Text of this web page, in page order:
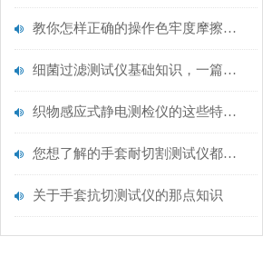
教你怎样正确的操作色牢度摩擦测试机
细菌过滤测试仪基础知识，一篇搞定
织物感应式静电测检仪的这些特点很少有人都知道
您想了解的手套耐切割测试仪都在这里了
关于手套抗切测试仪的那点知识